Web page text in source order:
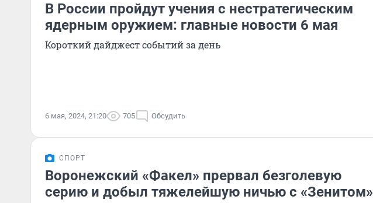
В России пройдут учения с нестратегическим
ядерным оружием: главные новости 6 мая
Короткий дайджест событий за день
6 мая, 2024, 21:20 705 Обсудить
СПОРТ
Воронежский «Факел» прервал безголевую
серию и добыл тяжелейшую ничью с «Зенитом»